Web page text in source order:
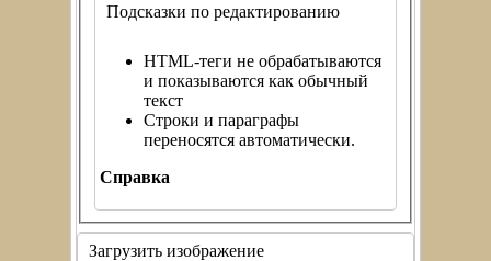
Подсказки по редактированию
HTML-теги не обрабатываются
и показываются как обычный
текст
Строки и параграфы
переносятся автоматически.
Справка
Загрузить изображение